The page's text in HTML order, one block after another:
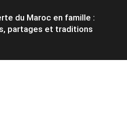
du Maroc en famille :
partages et traditions